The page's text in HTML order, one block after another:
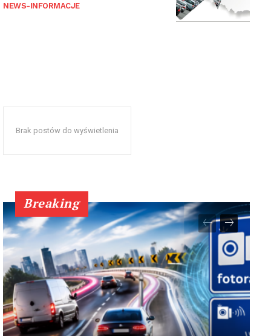
NEWS-INFORMACJE
Brak postów do wyświetlenia
Breaking